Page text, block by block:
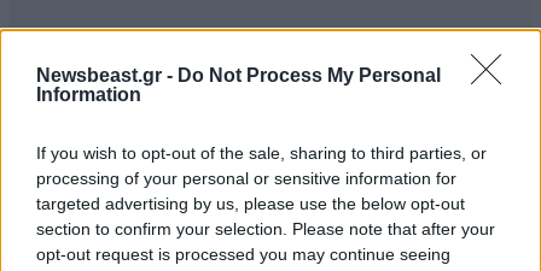
Newsbeast.gr - Do Not Process My Personal
Information
If you wish to opt-out of the sale, sharing to third parties, or
processing of your personal or sensitive information for
targeted advertising by us, please use the below opt-out
section to confirm your selection. Please note that after your
opt-out request is processed you may continue seeing
TRENDING